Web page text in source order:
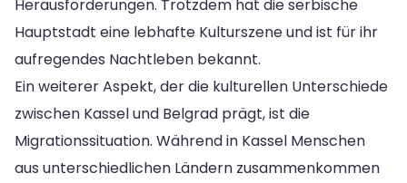
Herausforderungen. Trotzdem hat die serbische
Hauptstadt eine lebhafte Kulturszene und ist für ihr
aufregendes Nachtleben bekannt.
Ein weiterer Aspekt, der die kulturellen Unterschiede
zwischen Kassel und Belgrad prägt, ist die
Migrationssituation. Während in Kassel Menschen
aus unterschiedlichen Ländern zusammenkommen